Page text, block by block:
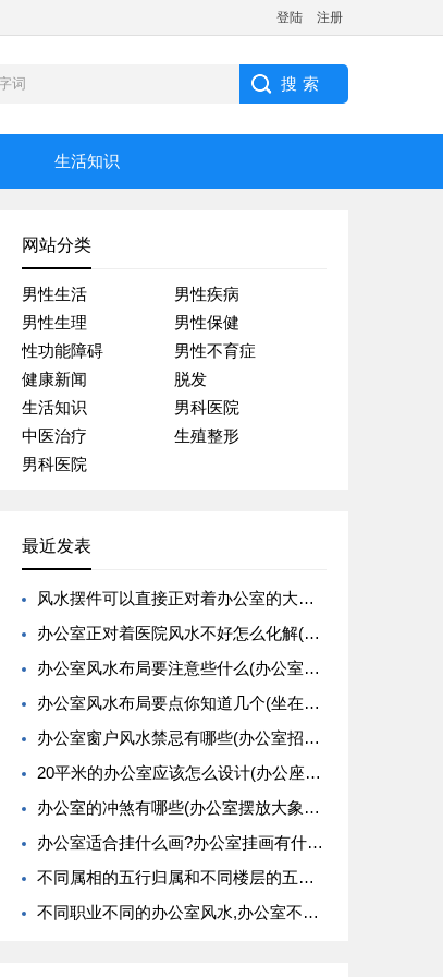
登陆 注册
生活知识
网站分类
男性生活
男性疾病
男性生理
男性保健
性功能障碍
男性不育症
健康新闻
脱发
生活知识
男科医院
中医治疗
生殖整形
男科医院
最近发表
风水摆件可以直接正对着办公室的大门吗(办公室的八卦镜的摆放可以正对着人吗)
办公室正对着医院风水不好怎么化解(办公室垃圾桶摆放不好会影响风水)
办公室风水布局要注意些什么(办公室办公桌摆放的风水禁忌解析大全)
办公室风水布局要点你知道几个(坐在办公室大门右侧的风水好不好)
办公室窗户风水禁忌有哪些(办公室招财的风水禁忌有哪些)
20平米的办公室应该怎么设计(办公座位在影印机或电脑后方的风水好吗)
办公室的冲煞有哪些(办公室摆放大象有什么风水寓意)
办公室适合挂什么画?办公室挂画有什么风水禁忌
不同属相的五行归属和不同楼层的五行归属
不同职业不同的办公室风水,办公室不同职位的旺运植物